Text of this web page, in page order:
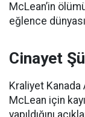
McLean’in
eğlence
Cinayet
Kraliyet Kanada
McLean için
yapıldığını